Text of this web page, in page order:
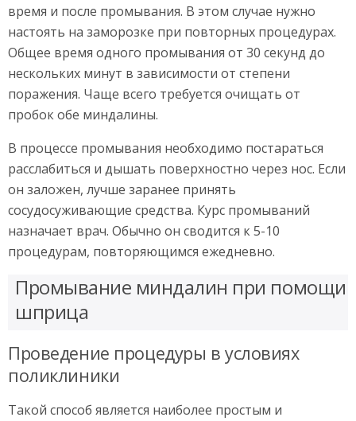
время и после промывания. В этом случае нужно
настоять на заморозке при повторных процедурах.
Общее время одного промывания от 30 секунд до
нескольких минут в зависимости от степени
поражения. Чаще всего требуется очищать от
пробок обе миндалины.
В процессе промывания необходимо постараться
расслабиться и дышать поверхностно через нос. Если
он заложен, лучше заранее принять
сосудосуживающие средства. Курс промываний
назначает врач. Обычно он сводится к 5-10
процедурам, повторяющимся ежедневно.
Промывание миндалин при помощи
шприца
Проведение процедуры в условиях
поликлиники
Такой способ является наиболее простым и